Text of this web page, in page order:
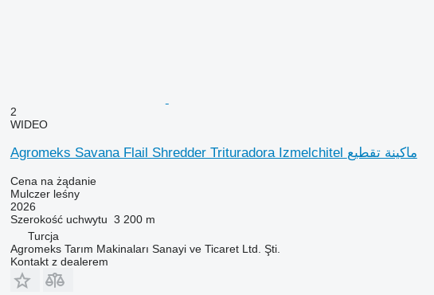
2
WIDEO
Agromeks Savana Flail Shredder Trituradora Izmelchitel ماكينة تقطيع
Cena na żądanie
Mulczer leśny
2026
Szerokość uchwytu 3 200 m
Turcja
Agromeks Tarım Makinaları Sanayi ve Ticaret Ltd. Şti.
Kontakt z dealerem